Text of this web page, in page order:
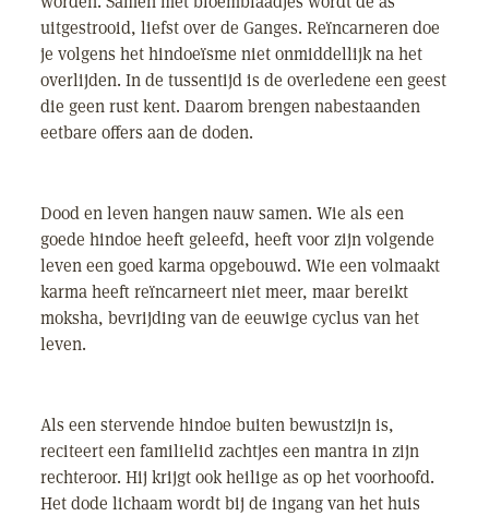
uitgestrooid, liefst over de Ganges. Reïncarneren doe
je volgens het hindoeïsme niet onmiddellijk na het
overlijden. In de tussentijd is de overledene een geest
die geen rust kent. Daarom brengen nabestaanden
eetbare offers aan de doden.
Dood en leven hangen nauw samen. Wie als een
goede hindoe heeft geleefd, heeft voor zijn volgende
leven een goed karma opgebouwd. Wie een volmaakt
karma heeft reïncarneert niet meer, maar bereikt
moksha, bevrijding van de eeuwige cyclus van het
leven.
Als een stervende hindoe buiten bewustzijn is,
reciteert een familielid zachtjes een mantra in zijn
rechteroor. Hij krijgt ook heilige as op het voorhoofd.
Het dode lichaam wordt bij de ingang van het huis